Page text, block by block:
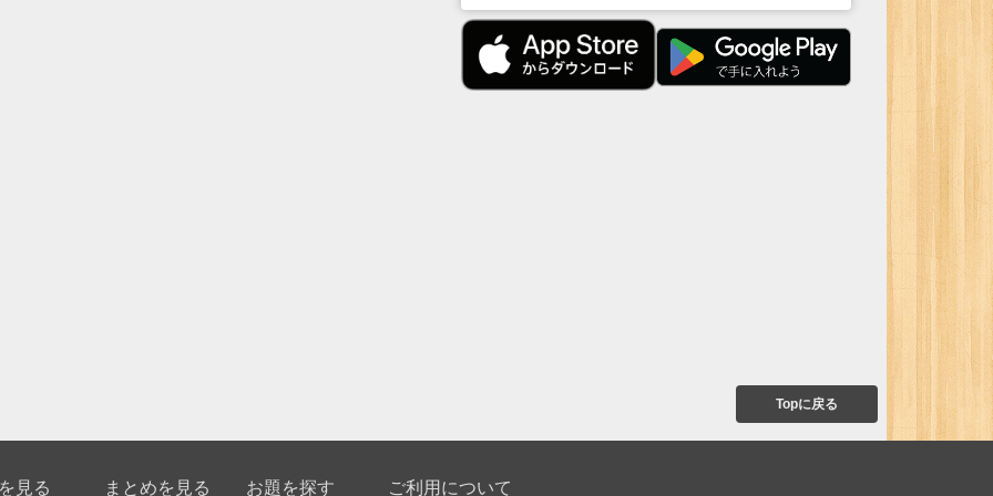
Topに戻る
見る まとめを見る お題を探す ご利用について